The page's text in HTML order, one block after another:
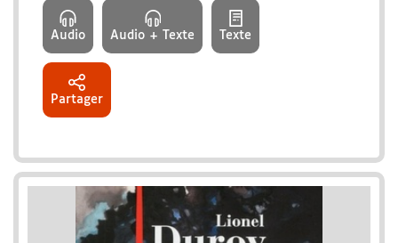
Audio Audio + Texte Texte
Partager